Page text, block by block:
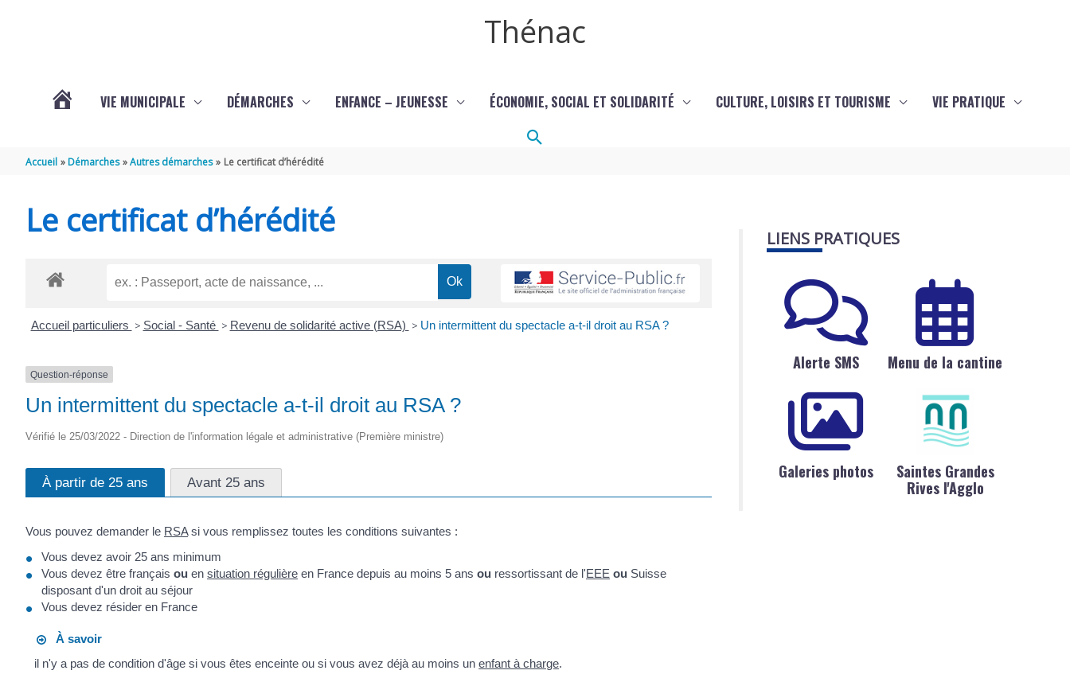
Thénac
THÉNAC
VIE MUNICIPALE DÉMARCHES ENFANCE – JEUNESSE ÉCONOMIE, SOCIAL ET SOLIDARITÉ CULTURE, LOISIRS ET TOURISME VIE PRATIQUE
Rechercher
Accueil Démarches Autres démarches Le certificat d’hérédité
Le certificat d’hérédité
Accueil particuliers > Social - Santé > Revenu de solidarité active (RSA) > Un intermittent du spectacle a-t-il droit au RSA ?
Question-réponse
Un intermittent du spectacle a-t-il droit au RSA ?
Vérifié le 25/03/2022 - Direction de l'information légale et administrative (Première ministre)
À partir de 25 ans Avant 25 ans
Vous pouvez demander le RSAsi vous remplissez toutes les conditions suivantes :
Vous devez avoir 25 ans minimum
Vous devez être français ou en situation régulière en France depuis au moins 5 ans ou ressortissant de l'EEE ou Suisse
disposant d'un droit au séjour
Vous devez résider en France
À savoir
il n'y a pas de condition d'âge si vous êtes enceinte ou si vous avez déjà au moins unenfant à charge.
LIENS PRATIQUES
Alerte SMS Menu de la cantine
Galeries photos
Saintes Grandes
Rives l'Agglo